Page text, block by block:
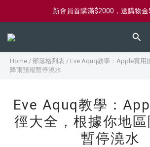
新會員首購滿$2000，送購物
新會員首購滿$2000，送購物
滿$2000免運，海外$2500免運，
Home / 部落格列表 / Eve Aquq教學：Apple實用
降雨預報暫停澆水
Eve Aquq教學：
徑大全，根據你地
暫停澆水